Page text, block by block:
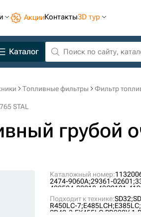
АкцииКонтакты3D тур
Каталог
Топливные фильтры Фильтр
STAL
грубой
Каталожный номер:
2474-9060A;29361-02601;
400504-00218; 40C0121;
71455185;
72130525;
90-3941T1;BF1212;CX502;
FF232;FS1212;P558000;
Подходит к технике:SD32;
R450LC-7;E485LCH;E385LC;
SD42-3;EX455LC;PD220Y-1;